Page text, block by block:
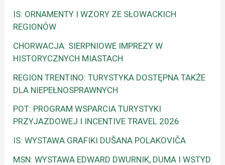
IS: ORNAMENTY I WZORY ZE SŁOWACKICH
REGIONÓW
CHORWACJA: SIERPNIOWE IMPREZY W
HISTORYCZNYCH MIASTACH
REGION TRENTINO: TURYSTYKA DOSTĘPNA TAKŻE
DLA NIEPEŁNOSPRAWNYCH
POT: PROGRAM WSPARCIA TURYSTYKI
PRZYJAZDOWEJ I INCENTIVE TRAVEL 2026
IS: WYSTAWA GRAFIKI DUŠANA POLAKOVIČA
MSN: WYSTAWA EDWARD DWURNIK, DUMA I WSTYD